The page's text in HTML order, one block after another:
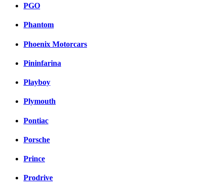
PGO
Phantom
Phoenix Motorcars
Pininfarina
Playboy
Plymouth
Pontiac
Porsche
Prince
Prodrive